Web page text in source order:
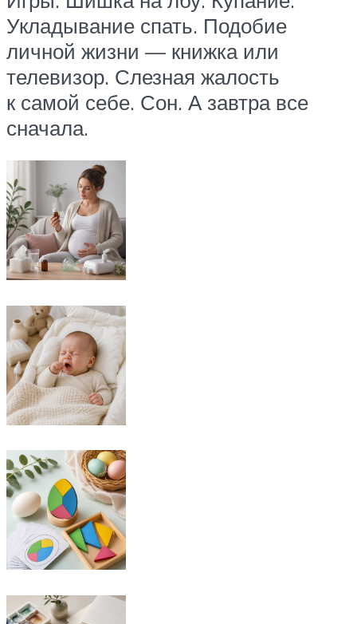
Укладывание спать. Подобие
личной жизни — книжка или
телевизор. Слезная жалость
к самой себе. Сон. А завтра все
сначала.